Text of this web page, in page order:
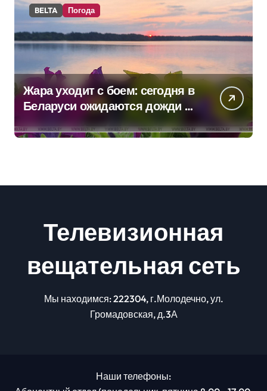
BELTA Погода
Жара уходит с боем: сегодня в
Беларуси ожидаются дожди и
грозы
Телевизионная
вещательная сеть
Мы находимся: 222304, г.Молодечно, ул.
Громадовская, д.3А
Наши телефоны: